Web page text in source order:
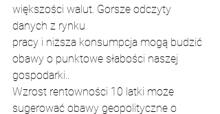
większości walut. Gorsze odczyty
danych z rynku
pracy i niższa konsumpcja mogą budzić
obawy o punktowe słabości naszej
gospodarki..
Wzrost rentowności 10 latki może
sugerować obawy geopolityczne o